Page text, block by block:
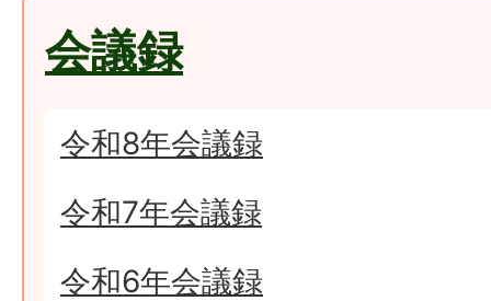
会議録
令和8年会議録
令和7年会議録
令和6年会議録